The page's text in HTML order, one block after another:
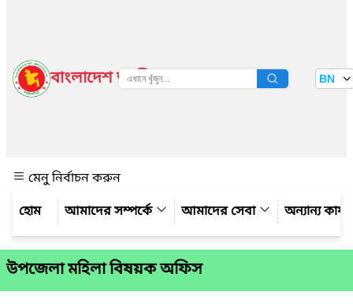
বাংলাদেশ জাতীয় তথ্য বাতায়ন BN
মেনু নির্বাচন করুন
আমাদের সম্পর্কে
আমাদের সেবা অন্যান্য
উপজেলা মহিলা বিষয়ক অফিস